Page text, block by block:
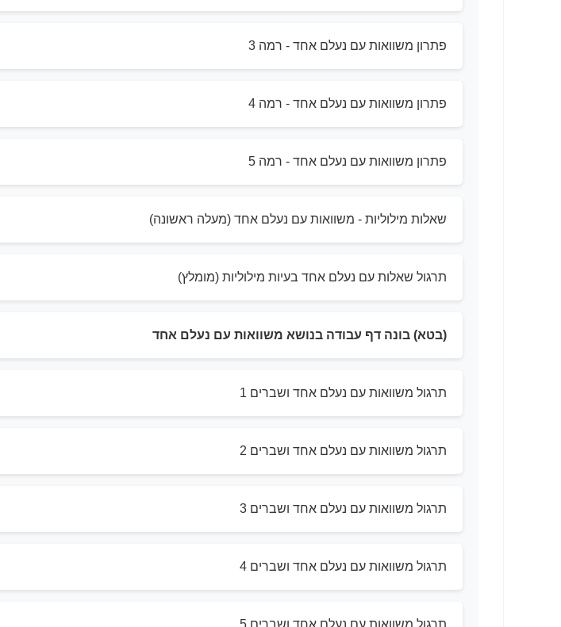
פתרון משוואות עם נעלם אחד - רמה 3
פתרון משוואות עם נעלם אחד - רמה 4
פתרון משוואות עם נעלם אחד - רמה 5
שאלות מילוליות - משוואות עם נעלם אחד (מעלה ראשונה)
תרגול שאלות עם נעלם אחד בעיות מילוליות (מומלץ)
(בטא) בונה דף עבודה בנושא משוואות עם נעלם אחד
תרגול משוואות עם נעלם אחד ושברים 1
תרגול משוואות עם נעלם אחד ושברים 2
תרגול משוואות עם נעלם אחד ושברים 3
תרגול משוואות עם נעלם אחד ושברים 4
תרגול משוואות עם נעלם אחד ושברים 5